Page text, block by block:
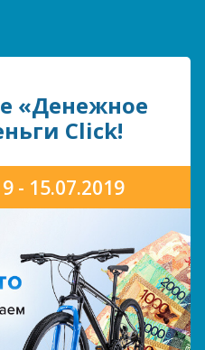
«Денежное
Сlick!
- 15.07.2019